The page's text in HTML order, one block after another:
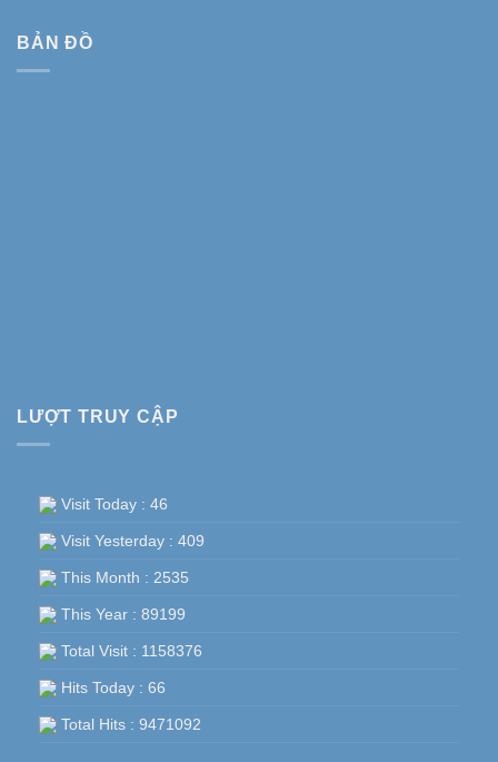
BẢN ĐỒ
LƯỢT TRUY CẬP
Visit Today : 46
Visit Yesterday : 409
This Month : 2535
This Year : 89199
Total Visit : 1158376
Hits Today : 66
Total Hits : 9471092